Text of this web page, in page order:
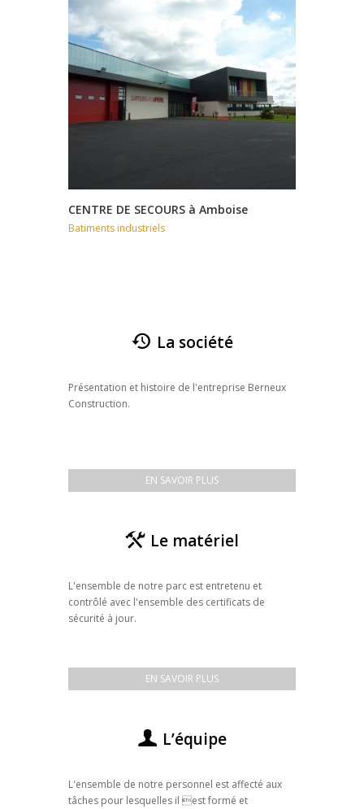
CENTRE DE SECOURS à Amboise
Batiments industriels
La société
Présentation et histoire de l'entreprise Berneux
Construction.
EN SAVOIR PLUS
Le matériel
L'ensemble de notre parc est entretenu et
contrôlé avec l'ensemble des certificats de
sécurité à jour.
EN SAVOIR PLUS
L’équipe
L'ensemble de notre personnel est affecté aux
tâches pour lesquelles il est formé et